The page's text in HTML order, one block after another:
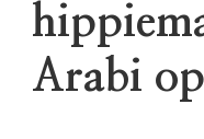
Arabi